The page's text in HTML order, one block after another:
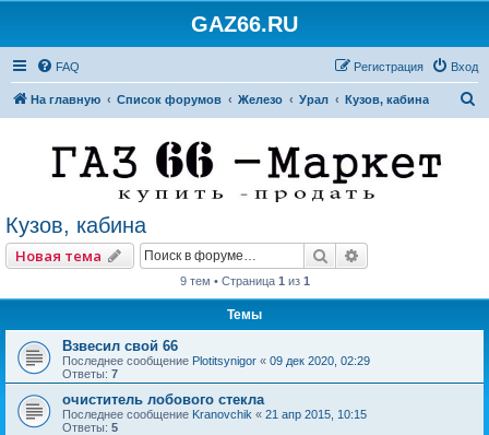
GAZ66.RU
FAQ Вход
Регистрация
На главную Список форумов Железо Урал Кузов, кабина
Кузов, кабина
Новая тема Поиск
9 тем • Страница 1 из 1
Темы
Взвесил свой 66
Последнее сообщение Plotitsynigor « 09 дек 2020, 02:29
Ответы: 7
очиститель лобового стекла
Последнее сообщение Kranovchik « 21 апр 2015, 10:15
Ответы: 5